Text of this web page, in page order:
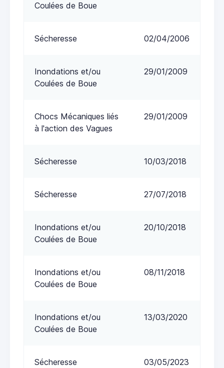
Coulées de Boue
Sécheresse 02/04/2006
Inondations et/ou
Coulées de Boue
29/01/2009
Chocs Mécaniques liés
à l'action des Vagues
29/01/2009
Sécheresse 10/03/2018
Sécheresse 27/07/2018
Inondations et/ou
Coulées de Boue
20/10/2018
Inondations et/ou
Coulées de Boue
08/11/2018
Inondations et/ou
Coulées de Boue
13/03/2020
Sécheresse 03/05/2023